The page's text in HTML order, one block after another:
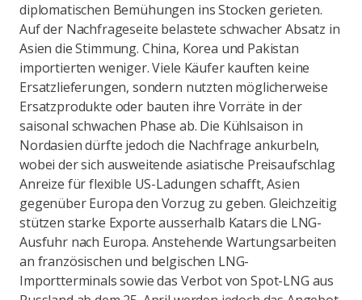
diplomatischen Bemühungen ins Stocken gerieten.
Auf der Nachfrageseite belastete schwacher Absatz in
Asien die Stimmung. China, Korea und Pakistan
importierten weniger. Viele Käufer kauften keine
Ersatzlieferungen, sondern nutzten möglicherweise
Ersatzprodukte oder bauten ihre Vorräte in der
saisonal schwachen Phase ab. Die Kühlsaison in
Nordasien dürfte jedoch die Nachfrage ankurbeln,
wobei der sich ausweitende asiatische Preisaufschlag
Anreize für flexible US-Ladungen schafft, Asien
gegenüber Europa den Vorzug zu geben. Gleichzeitig
stützen starke Exporte ausserhalb Katars die LNG-
Ausfuhr nach Europa. Anstehende Wartungsarbeiten
an französischen und belgischen LNG-
Importterminals sowie das Verbot von Spot-LNG aus